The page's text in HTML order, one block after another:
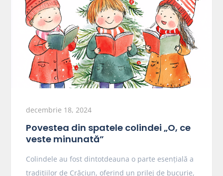
decembrie 18, 2024
Povestea din spatele colindei „O, ce
veste minunată”
Colindele au fost dintotdeauna o parte esențială a
tradițiilor de Crăciun, oferind un prilej de bucurie,